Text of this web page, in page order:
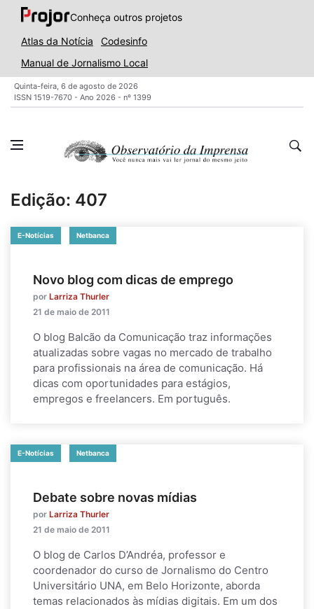
Conheça outros projetos
Atlas da Notícia
Codesinfo
Manual de Jornalismo Local
Quinta-feira, 6 de agosto de 2026
ISSN 1519-7670 - Ano 2026 - nº 1399
Edição: 407
E-Notícias Netbanca
Novo blog com dicas de emprego
por Larriza Thurler
21 de maio de 2011
O blog Balcão da Comunicação traz informações
atualizadas sobre vagas no mercado de trabalho
para profissionais na área de comunicação. Há
dicas com oportunidades para estágios,
empregos e freelancers. Em português.
E-Notícias Netbanca
Debate sobre novas mídias
por Larriza Thurler
21 de maio de 2011
O blog de Carlos D’Andréa, professor e
coordenador do curso de Jornalismo do Centro
Universitário UNA, em Belo Horizonte, aborda
temas relacionados às mídias digitais. Em um dos